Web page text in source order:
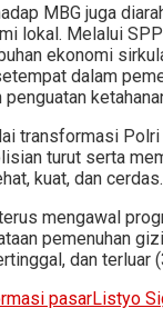
MBG juga
lokal. Melalui
ekonomi
dalam
transformasi
turut serta
kuat, dan cerdas.
mengawal
pemenuhan
dan terluar
pasarListyo